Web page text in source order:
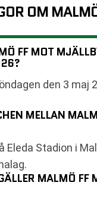
OM
FF MOT
den 3 maj
MELLAN
Eleda Stadion i
MALMÖ FF